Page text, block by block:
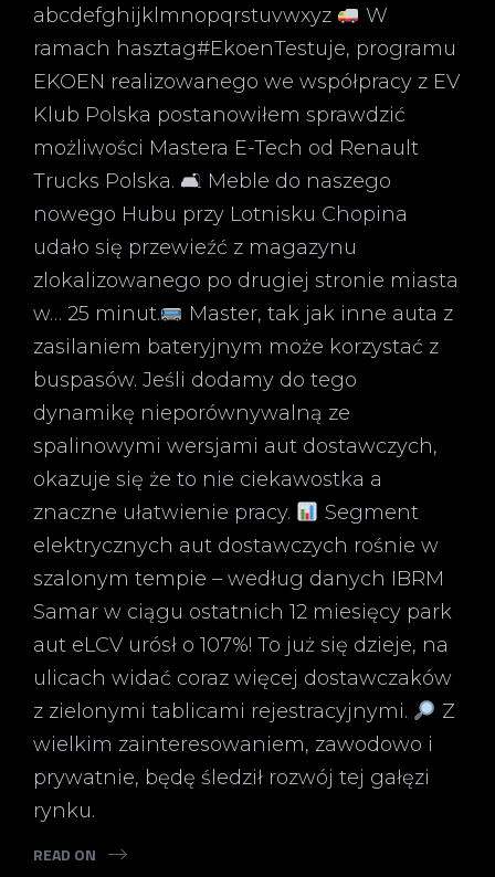
abcdefghijklmnopqrstuvwxyz
W
ramach hasztag#EkoenTestuje, programu
EKOEN realizowanego we współpracy z EV
Klub Polska postanowiłem sprawdzić
możliwości Mastera E-Tech od Renault
Trucks Polska. 🛋 Meble do naszego
nowego Hubu przy Lotnisku Chopina
udało się przewieźć z magazynu
zlokalizowanego po drugiej stronie miasta
w… 25 minut.
Master, tak jak inne auta z
zasilaniem bateryjnym może korzystać z
buspasów. Jeśli dodamy do tego
dynamikę nieporównywalną ze
spalinowymi wersjami aut dostawczych,
okazuje się że to nie ciekawostka a
znaczne ułatwienie pracy.
Segment
elektrycznych aut dostawczych rośnie w
szalonym tempie – według danych IBRM
Samar w ciągu ostatnich 12 miesięcy park
aut eLCV urósł o 107%! To już się dzieje, na
ulicach widać coraz więcej dostawczaków
z zielonymi tablicami rejestracyjnymi.
Z
wielkim zainteresowaniem, zawodowo i
prywatnie, będę śledził rozwój tej gałęzi
rynku.
READ ON